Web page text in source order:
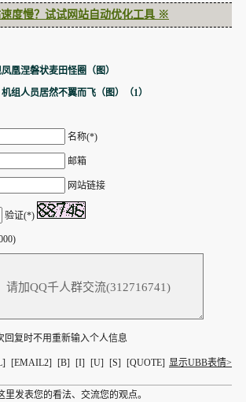
度慢？试试网站自动优化工具 ※
凰涅磐状麦田怪圈（图）
组人员居然不翼而飞（图）（1）
名称(*)
邮箱
网站链接
验证(*)
回复时不用重新输入个人信息
[EMAIL2] [B] [I] [U] [S] [QUOTE] 显示UBB表情>
发表您的看法、交流您的观点。